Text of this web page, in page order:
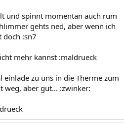
und spinnt momentan auch rum
gehts ned, aber wenn ich
doch :sn7
mehr kannst :maldrueck
einlade zu uns in die Therme zum
weg, aber gut... :zwinker: